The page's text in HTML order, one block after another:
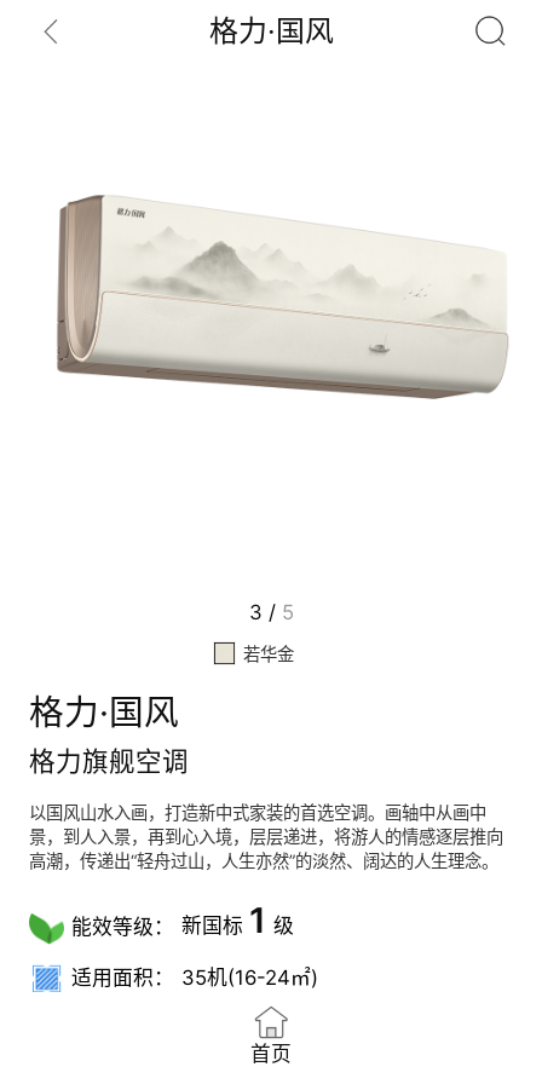
格力·国风
3 / 5
若华金
格力·国风
格力旗舰空调
以国风山水入画，打造新中式家装的首选空调。画轴中从画中
景，到人入景，再到心入境，层层递进，将游人的情感逐层推向
高潮，传递出“轻舟过山，人生亦然”的淡然、阔达的人生理念。
能效等级： 新国标 1 级
适用面积： 35机(16-24㎡)
首页